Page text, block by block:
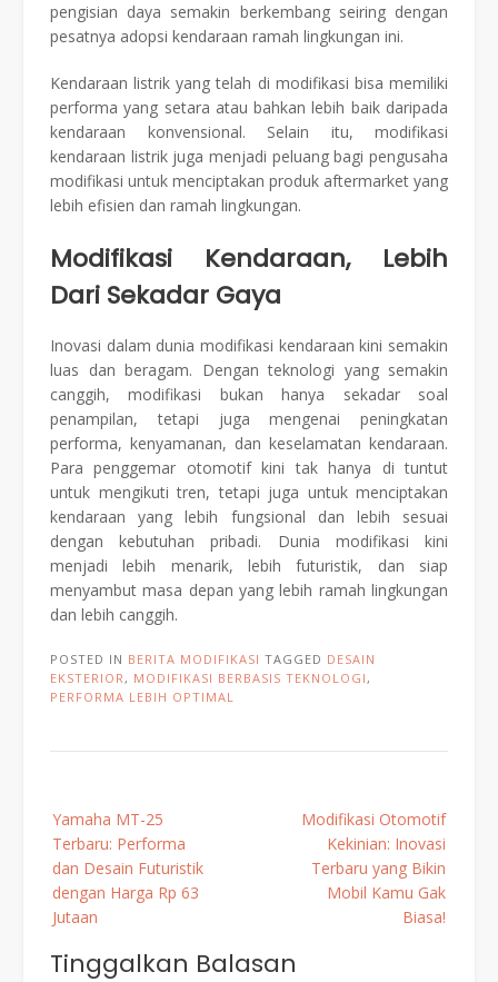
pengisian daya semakin berkembang seiring dengan
pesatnya adopsi kendaraan ramah lingkungan ini.
Kendaraan listrik yang telah di modifikasi bisa memiliki
performa yang setara atau bahkan lebih baik daripada
kendaraan konvensional. Selain itu, modifikasi
kendaraan listrik juga menjadi peluang bagi pengusaha
modifikasi untuk menciptakan produk aftermarket yang
lebih efisien dan ramah lingkungan.
Modifikasi Kendaraan, Lebih
Dari Sekadar Gaya
Inovasi dalam dunia modifikasi kendaraan kini semakin
luas dan beragam. Dengan teknologi yang semakin
canggih, modifikasi bukan hanya sekadar soal
penampilan, tetapi juga mengenai peningkatan
performa, kenyamanan, dan keselamatan kendaraan.
Para penggemar otomotif kini tak hanya di tuntut
untuk mengikuti tren, tetapi juga untuk menciptakan
kendaraan yang lebih fungsional dan lebih sesuai
dengan kebutuhan pribadi. Dunia modifikasi kini
menjadi lebih menarik, lebih futuristik, dan siap
menyambut masa depan yang lebih ramah lingkungan
dan lebih canggih.
POSTED IN BERITA MODIFIKASI TAGGED DESAIN
EKSTERIOR , MODIFIKASI BERBASIS TEKNOLOGI ,
PERFORMA LEBIH OPTIMAL
navigation
Yamaha MT-25
Terbaru: Performa
dan Desain Futuristik
dengan Harga Rp 63
Jutaan
Modifikasi Otomotif
Kekinian: Inovasi
Terbaru yang Bikin
Mobil Kamu Gak
Biasa!
Tinggalkan Balasan